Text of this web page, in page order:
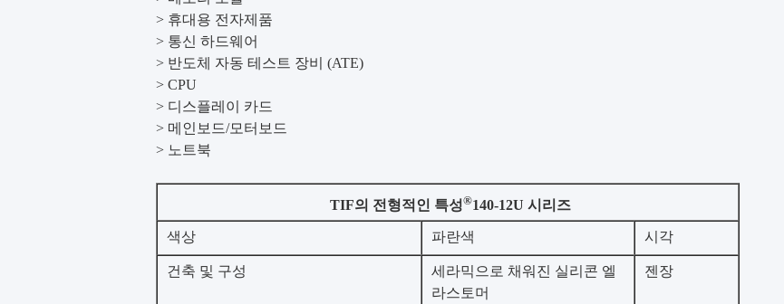
> 휴대용 전자제품
> 통신 하드웨어
> 반도체 자동 테스트 장비 (ATE)
> CPU
> 디스플레이 카드
> 메인보드/모터보드
> 노트북
TIF의 전형적인 특성®140-12U 시리즈
색상 파란색 시각
건축 및 구성
세라믹으로 채워진 실리콘 엘
라스토머
젠장